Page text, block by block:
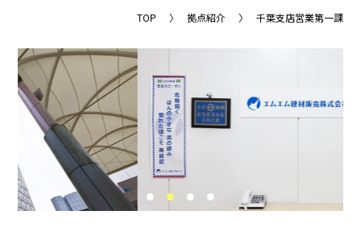
TOP 拠点紹介 千葉支店営業第一課